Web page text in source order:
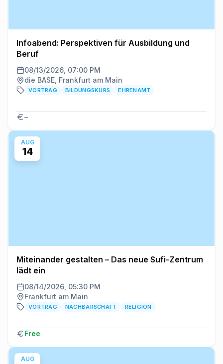
Infoabend: Perspektiven für Ausbildung und
Beruf
08/13/2026, 07:00 PM
die BASE, Frankfurt am Main
VORTRAG BILDUNGSKURS EHRENAMT
–
AUG
14
Miteinander gestalten – Das neue Sufi-Zentrum
lädt ein
08/14/2026, 05:30 PM
Frankfurt am Main
VORTRAG NACHBARSCHAFT RELIGION
Free
AUG